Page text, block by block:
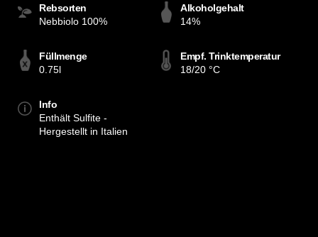
Rebsorten
Nebbiolo 100%
Alkoholgehalt
14%
Füllmenge
0.75l
Empf. Trinktemperatur
18/20 °C
Info
Enthält Sulfite -
Hergestellt in Italien